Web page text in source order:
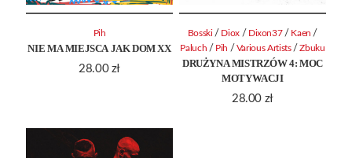
NIE MA MIEJSCA JAK DOM XX
28.00 zł
Pih
DRUŻYNA MISTRZÓW 4: MOC
MOTYWACJI
28.00 zł
Bosski / Diox / Dixon37 / Kaen /
Paluch / Pih / Various Artists /Zbuku